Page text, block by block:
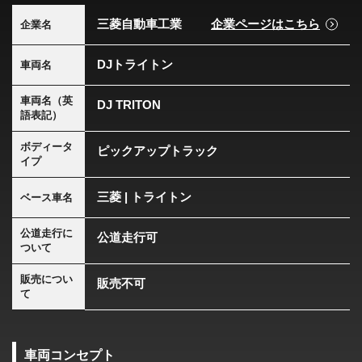
企業名 三菱自動車工業 企業ページはこちら
車両名 DJトライトン
車両名（英
語表記）
DJ TRITON
ボディータ
イプ
ピックアップトラック
ベース車名 三菱 | トライトン
公道走行に
ついて
公道走行可
販売につい
て
販売不可
車両コンセプト